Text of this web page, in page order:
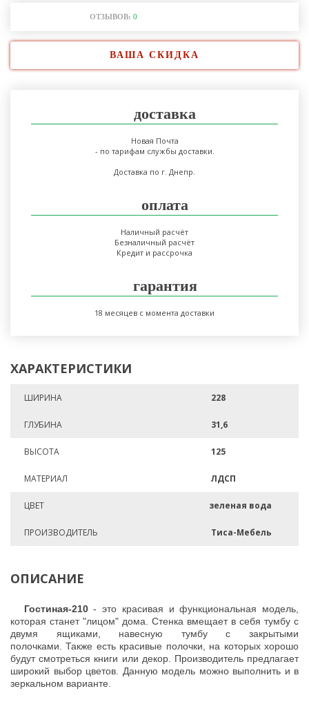
ОТЗЫВОВ: 0
ВАША СКИДКА
доставка
Новая Почта
- по тарифам службы доставки.
Доставка по г. Днепр.
оплата
Наличный расчёт
Безналичный расчёт
Кредит и рассрочка
гарантия
18 месяцев с момента доставки
ХАРАКТЕРИСТИКИ
ШИРИНА 228
ГЛУБИНА 31,6
ВЫСОТА 125
МАТЕРИАЛ ЛДСП
ЦВЕТ зеленая вода
ПРОИЗВОДИТЕЛЬ Тиса-Мебель
ОПИСАНИЕ
Гостиная-210- это красивая и функциональная модель,
которая станет "лицом" дома. Стенка вмещает в себя тумбу с
двумя ящиками, навесную тумбу с закрытыми
полочками. Также есть красивые полочки, на которых хорошо
будут смотреться книги или декор. Производитель предлагает
широкий выбор цветов. Данную модель можно выполнить и в
зеркальном варианте.